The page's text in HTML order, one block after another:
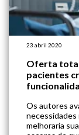
23 abril 2020
Oferta total
pacientes
Os autores
melhoraria